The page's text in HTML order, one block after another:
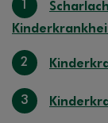
2
3